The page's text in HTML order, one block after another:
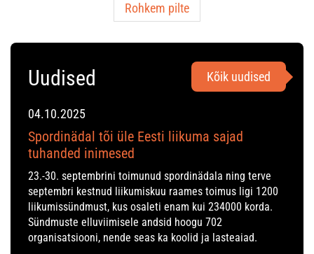
Rohkem pilte
Uudised Kõik uudised
04.10.2025
Spordinädal tõi üle Eesti liikuma sajad
tuhanded inimesed
23.-30. septembrini toimunud spordinädala ning terve
septembri kestnud liikumiskuu raames toimus ligi 1200
liikumissündmust, kus osaleti enam kui 234000 korda.
Sündmuste elluviimisele andsid hoogu 702
organisatsiooni, nende seas ka koolid ja lasteaiad.